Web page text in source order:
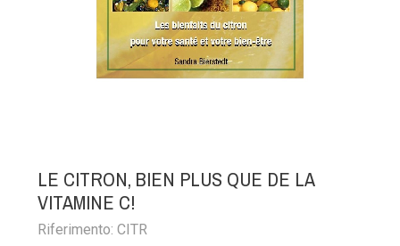
LE CITRON, BIEN PLUS QUE DE LA
VITAMINE C!
Riferimento: CITR